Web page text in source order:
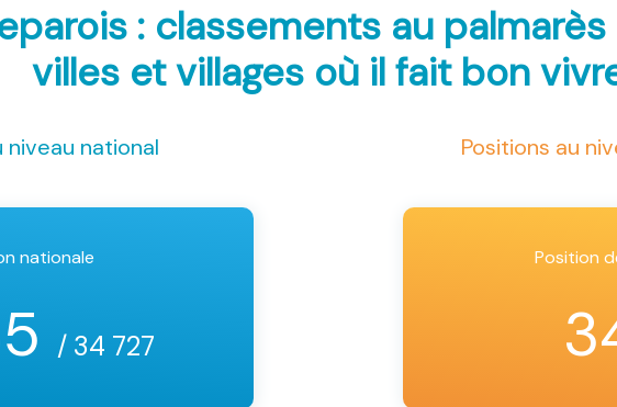
: classements au
villes et villages où il fait bon
niveau national
nationale
/ 34 727
Positions au
Position